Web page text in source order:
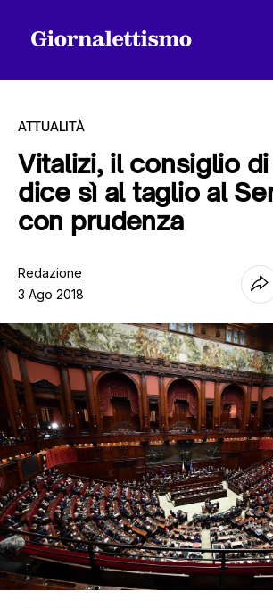
Tutti gli articoli
Chi siamo
Contatti
ATTUALITÀ
Vitalizi, il consiglio
dice sì al taglio al
con prudenza
Redazione
3 Ago 2018